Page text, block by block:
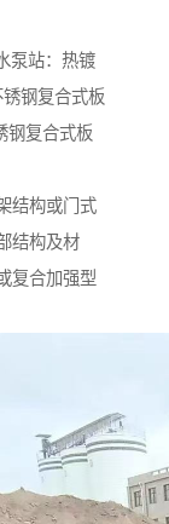
泵站：热镀
钢复合式板
钢复合式板
结构或门式
结构及材
复合加强型